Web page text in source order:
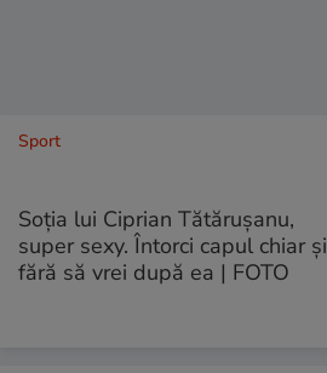
Sport
Soția lui Ciprian Tătărușanu,
super sexy. Întorci capul chiar și
fără să vrei după ea | FOTO